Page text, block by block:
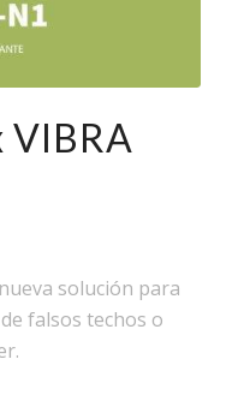
VIBRA
solución para
falsos techos o